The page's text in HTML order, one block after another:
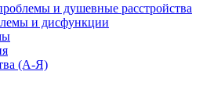
и душевные расстройства
и дисфункции
(А-Я)